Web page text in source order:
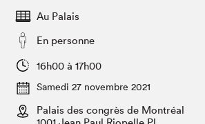
Espace exposant⋅e⋅s
Actualités
SLM PRO
Préparer sa visite
Salon au Palais
Projets partenaires
Au Palais
En personne
16h00 à 17h00
Samedi 27 novembre 2021
Palais des congrès de Montréal